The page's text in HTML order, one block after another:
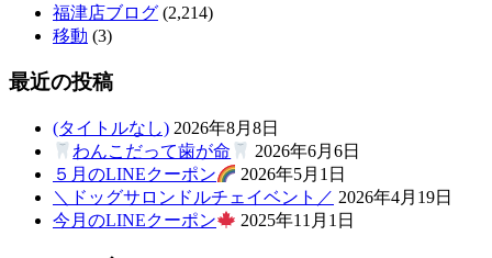
福津店ブログ (2,214)
移動 (3)
最近の投稿
(タイトルなし) 2026年8月8日
わんこだって歯が命
2026年6月6日
５月のLINEクーポン
2026年5月1日
＼ドッグサロンドルチェイベント／ 2026年4月19日
今月のLINEクーポン
2025年11月1日